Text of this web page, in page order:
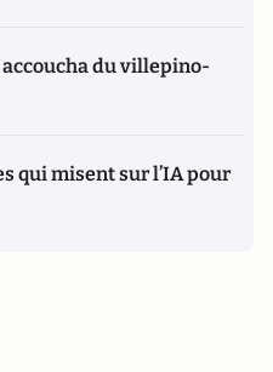
du villepino-
qui misent sur l’IA pour